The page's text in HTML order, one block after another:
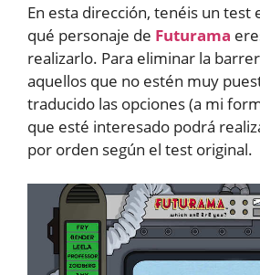
En esta dirección, tenéis un test
qué personaje de Futurama
realizarlo. Para eliminar la
aquellos que no estén muy
traducido las opciones (a mi
que esté interesado podrá
por orden según el test original.